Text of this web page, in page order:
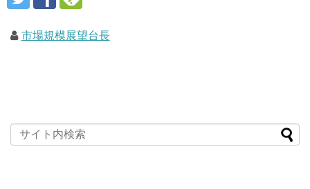
市場規模展望台長